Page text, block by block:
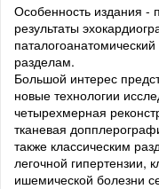
Особенность издания -
результаты
разделам.
Большой интерес
новые технологии
четырехмерная
тканевая
также классическим
легочной гипертензии,
ишемической болезни